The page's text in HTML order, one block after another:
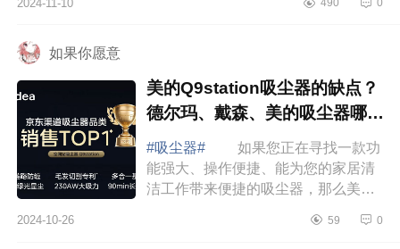
小编为大家介绍下德尔玛t30station吸
2024-11-10 490 0
如果你愿意
美的Q9station吸尘器的缺点？
德尔玛、戴森、美的吸尘器哪款
值得入手
#吸尘器#
如果您正在寻找一款功
能强大、操作便捷、能为您的家居清
洁工作带来便捷的吸尘器，那么美的
小编为大家介绍下美的Q9station吸尘
2024-10-26 59 0